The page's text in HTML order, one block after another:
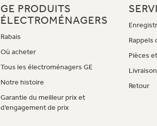
GE PRODUITS
ÉLECTROMÉNAGERS
Rabais
Où acheter
Tous les électroménagers GE
Notre histoire
Garantie du meilleur prix et
d’engagement de prix
Rappels
Pièces
Retour